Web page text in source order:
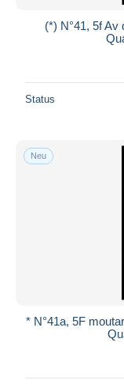
(*) N°41, 5f
Status
Neu
* N°41a, 5F